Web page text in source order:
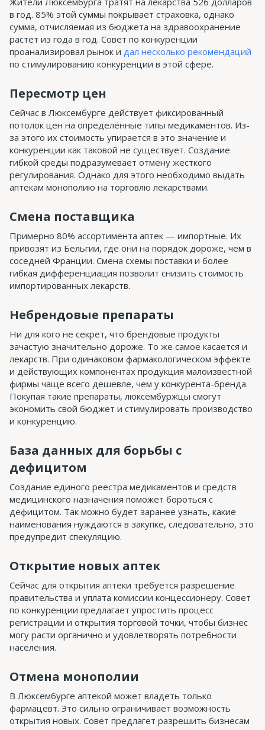
в год. 85% этой суммы покрывает страховка, однако
сумма, отчисляемая из бюджета на здравоохранение
растёт из года в год. Совет по конкуренции
проанализировал рынок и дал несколько рекомендаций
по стимулированию конкуренции в этой сфере.
Пересмотр цен
Сейчас в Люксембурге действует фиксированный
потолок цен на определённые типы медикаментов. Из-
за этого их стоимость упирается в это значение и
конкуренции как таковой не существует. Создание
гибкой среды подразумевает отмену жесткого
регулирования. Однако для этого необходимо выдать
аптекам монополию на торговлю лекарствами.
Смена поставщика
Примерно 80% ассортимента аптек — импортные. Их
привозят из Бельгии, где они на порядок дороже, чем в
соседней Франции. Смена схемы поставки и более
гибкая дифференциация позволит снизить стоимость
импортированных лекарств.
Небрендовые препараты
Ни для кого не секрет, что брендовые продукты
зачастую значительно дороже. То же самое касается и
лекарств. При одинаковом фармакологическом эффекте
и действующих компонентах продукция малоизвестной
фирмы чаще всего дешевле, чем у конкурента-бренда.
Покупая такие препараты, люксембуржцы смогут
экономить свой бюджет и стимулировать производство
и конкуренцию.
База данных для борьбы с
дефицитом
Создание единого реестра медикаментов и средств
медицинского назначения поможет бороться с
дефицитом. Так можно будет заранее узнать, какие
наименования нуждаются в закупке, следовательно, это
предупредит спекуляцию.
Открытие новых аптек
Сейчас для открытия аптеки требуется разрешение
правительства и уплата комиссии концессионеру. Совет
по конкуренции предлагает упростить процесс
регистрации и открытия торговой точки, чтобы бизнес
могу расти органично и удовлетворять потребности
населения.
Отмена монополии
В Люксембурге аптекой может владеть только
фармацевт. Это сильно ограничивает возможность
открытия новых. Совет предлагет разрешить бизнесам